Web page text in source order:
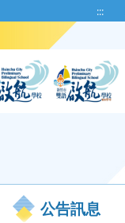
:::
公告訊息